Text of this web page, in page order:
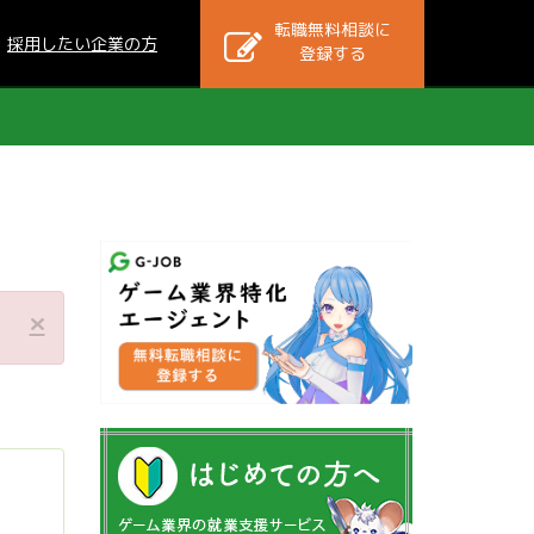
採用したい企業の方
転職無料相談に
登録する
×